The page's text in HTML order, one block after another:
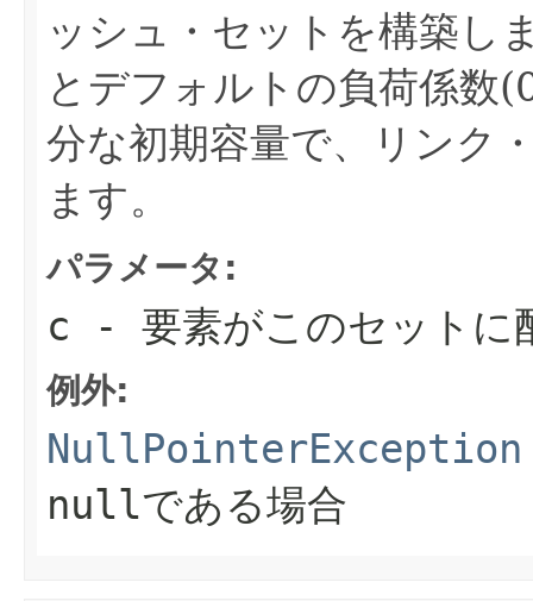
ッシュ・セットを構築し
とデフォルトの負荷係数
分な初期容量で、リンク
ます。
パラメータ:
c - 要素がこのセットに
例外:
NullPointerException
nullである場合